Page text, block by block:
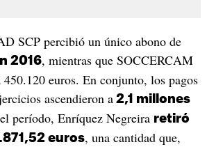
SCP percibió un único abono de
2016, mientras que SOCCERCAM
euros. En conjunto, los pagos
ascendieron a2,1 millones
período, Enríquez Negreira retiró
euros, una cantidad que,